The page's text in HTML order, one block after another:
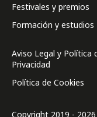
Festivales y premios
Formación y estudios
Aviso Legal y Política
Privacidad
Política de Cookies
Copyright 2019 -